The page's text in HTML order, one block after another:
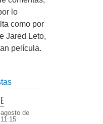
lo
como por
Jared Leto,
película.
de